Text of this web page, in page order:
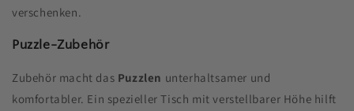
verschenken.
Puzzle-Zubehör
Zubehör macht das Puzzlen unterhaltsamer und
komfortabler. Ein spezieller Tisch mit verstellbarer Höhe hilft